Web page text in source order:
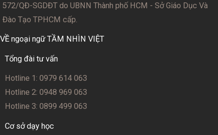
572/QĐ-SGDĐT do UBNN Thành phố HCM - Sở Giáo Dục Và
Đào Tạo TPHCM cấp.
VỀ ngoại ngữ TẦM NHÌN VIỆT
Tổng đài tư vấn
Hotline 1: 0979 614 063
Hotline 2: 0948 969 063
Hotline 3: 0899 499 063
Cơ sở dạy học